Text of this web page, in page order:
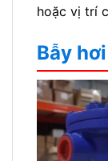
hoặc vị trí
Bẫy